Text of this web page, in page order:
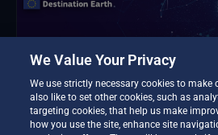
viewed, filtered and downloaded
provider's capabilities.
We Value Your Privacy
We use strictly necessary cookies to make
also like to set other cookies, such as
targeting cookies, that help us make
how you use the site, enhance site